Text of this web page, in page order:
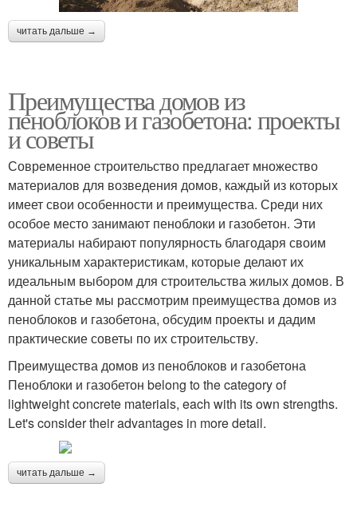
читать дальше →
Преимущества домов из
пеноблоков и газобетона: проекты
и советы
Современное строительство предлагает множество
материалов для возведения домов, каждый из которых
имеет свои особенности и преимущества. Среди них
особое место занимают пеноблоки и газобетон. Эти
материалы набирают популярность благодаря своим
уникальным характеристикам, которые делают их
идеальным выбором для строительства жилых домов. В
данной статье мы рассмотрим преимущества домов из
пеноблоков и газобетона, обсудим проекты и дадим
практические советы по их строительству.
Преимущества домов из пеноблоков и газобетона
Пеноблоки и газобетон belong to the category of
lightweight concrete materials, each with its own strengths.
Let's consider their advantages in more detail.
читать дальше →